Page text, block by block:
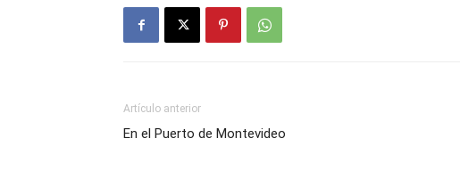
Artículo anterior
En el Puerto de Montevideo